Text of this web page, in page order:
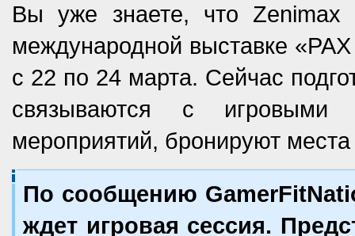
Вы уже знаете, что Zenimax
международной выставке
с 22 по 24 марта. Сейчас
связываются с игровыми
мероприятий, бронируют
По сообщению
ждет игровая сессия.